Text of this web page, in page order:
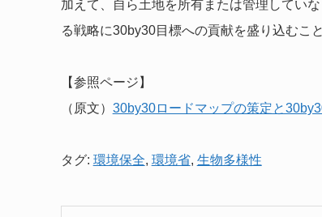
加えて、自ら土地を所有または管理してい
る戦略に30by30目標への貢献を盛り込むこ
【参照ページ】
（原文） 30by30ロードマップの策定と
タグ: 環境保全, 環境省, 生物多様性